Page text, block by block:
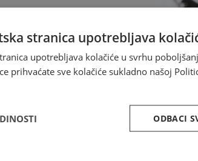
stranica upotrebljava
upotrebljava kolačiće u svrhu
prihvaćate sve kolačiće sukladno našoj
ODBACI